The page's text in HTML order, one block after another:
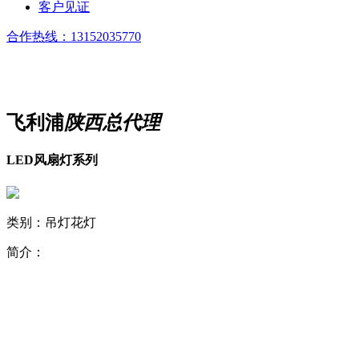
客户见证
合作热线： 13152035770
飞利浦陕西总代理
LED风扇灯系列
类别：吊灯花灯
简介：